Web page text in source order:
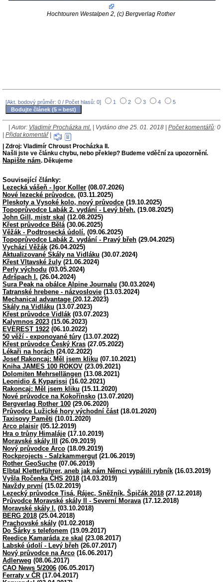
Hochtouren Westalpen 2, (c) Bergverlag Rother
[Akt. bodový průměr: 0 / Počet hlasů: 0] 1 2 3 4 5
| Autor: Vladimír Procházka ml. | Vydáno dne 25. 01. 2018 | Počet komentářů: 0
| Přidat komentář|
| Zdroj: Vladimír Chroust Procházka II.
Našli jste ve článku chybu, nebo překlep? Budeme vděční za upozornění.
Napište nám. Děkujeme
Související články:
Lezecká vášeň - Igor Koller (08.07.2026)
Nové lezecké průvodce. (03.11.2025)
Pleskoty a Vysoké kolo, nový průvodce (19.10.2025)
Topoprůvodce Labák 2. vydání - Levý břeh. (19.08.2025)
John Gill, mistr skal (12.08.2025)
Křest průvodce Bělá (30.06.2025)
Věžák - Podtrosecká údolí. (09.06.2025)
Topoprůvodce Labák 2. vydání - Pravý břeh (29.04.2025)
Vychází Věžák (26.04.2025)
Aktualizované Skály na Vidláku (30.07.2024)
Křest Vltavské žuly (21.06.2024)
Perly východu (03.05.2024)
Adršpach I. (26.04.2024)
Sura Peak na obálce Alpine Journalu (30.03.2024)
Tatranské hrebene - názvoslovie (13.03.2024)
Mechanical advantage (20.12.2023)
Skály na Vidláku (13.07.2023)
Křest průvodce Vidlák (03.07.2023)
Kalymnos 2023 (15.06.2023)
EVEREST 1922 (06.10.2022)
50 věží - exponované túry (13.07.2022)
Křest průvodce Český Kras (27.05.2022)
Lékaři na horách (24.02.2022)
Josef Rakoncaj: Měl jsem kliku (07.10.2021)
Kniha JAMES 100 ROKOV (23.09.2021)
Dolomiten Mehrsellängen (13.08.2021)
Leonidio & Kyparissi (16.02.2021)
Rakoncaj: Měl jsem kliku (15.11.2020)
Nové průvodce na Kokořínsko (13.07.2020)
Bergverlag Rother 100 (29.06.2020)
Průvodce Lužické hory východní část(18.01.2020)
Taxisovy Paměti (10.01.2020)
Arco plaisir (05.12.2019)
Hra o trůny Himaláje (17.10.2019)
Moravské skály III
(26.09.2019)
Nový průvodce Arco (18.09.2019)
Rockprojects - Salzkammergut(21.06.2019)
Rother GeoSuche (07.06.2019)
Elbtal Kletterführer, aneb jak nám Němci vypálili rybník (16.03.2019)
Vyšla Ročenka ČHS 2018 (14.03.2019)
Navždy první (15.02.2019)
Lezecký průvodce Tisá, Rájec, Sněžník, Špičák 2018 (27.12.2018)
Průvodce Moravské skály II - Severní Morava (17.12.2018)
Moravské skály I. (03.10.2018)
BERG 2018 (25.04.2018)
Prachovské skály (01.02.2018)
Do Šárky s telefonem (19.09.2017)
Reedice Kamaráda ze skal (23.08.2017)
Labské údolí - Levý břeh (26.07.2017)
Nový průvodce na Arco (16.06.2017)
Adlerweg (08.06.2017)
CAO News 5/2006 (06.05.2017)
Ferraty v ČR (17.04.2017)